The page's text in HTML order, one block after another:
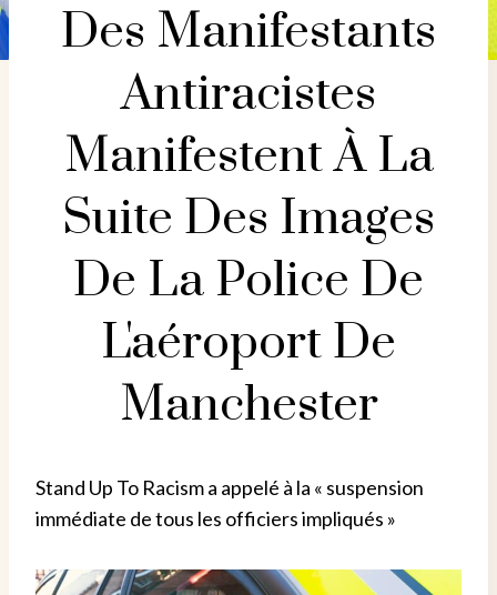
Des Manifestants
Antiracistes
Manifestent À La
Suite Des Images
De La Police De
L'aéroport De
Manchester
Stand Up To Racism a appelé à la « suspension
immédiate de tous les officiers impliqués »